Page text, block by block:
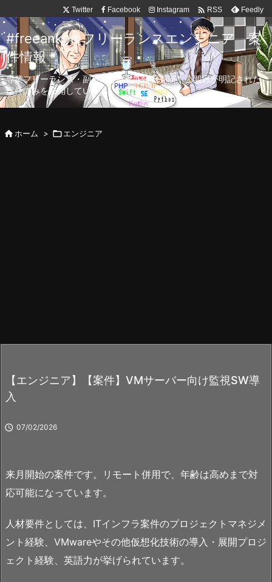
Twitter Facebook Instagram  RSS Feedly
#freeanken フリーランスエンジニア 案
件情報
専業フリーランス・副業向け案件を毎日更新！公開日が明記された
案件のみを公開しています。
ホーム > エンジニア
【エンジニア】【案件】VMサーバー向け監視SW導
入
 07/02/2026
来月開始の案件です。リモート併用で、年齢は高めまで対
応可能になっています。
人材要件としては、ITインフラ案件のプロジェクトマネジメ
ント経験、VMwareやその他仮想化技術の導入・展開プロジ
ェクト経験、英語力が挙げられています。